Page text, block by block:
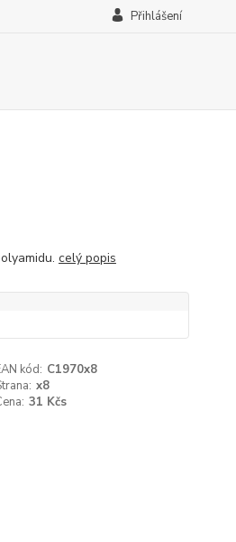
Přihlášení
celý popis
kód: C1970x8
x8
31 Kčs